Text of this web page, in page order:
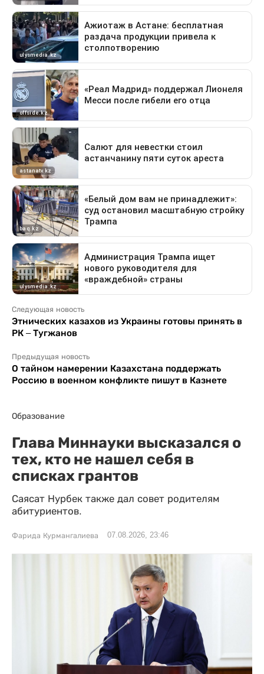
Следующая новость
Этнических казахов из Украины готовы принять в
РК – Тугжанов
Предыдущая новость
О тайном намерении Казахстана поддержать
Россию в военном конфликте пишут в Казнете
Образование
Глава Миннауки высказался о
тех, кто не нашел себя в
списках грантов
Саясат Нурбек также дал совет родителям
абитуриентов.
Фарида Курмангалиева 07.08.2026, 23:46